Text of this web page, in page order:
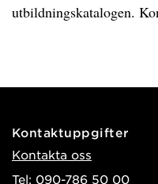
utbildningskatalogen.
Kontaktuppgifter
Kontakta oss
Tel: 090-786 50 00